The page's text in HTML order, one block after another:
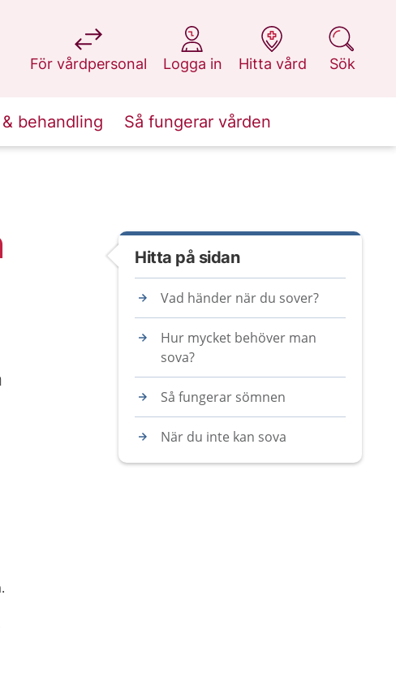
För vårdpersonal
på 1177.se
Logga in
på 1177.se
Hitta vård
på 1177.se
Sök
på 1177.se
behandling Så fungerar vården
Hitta på sidan
Vad händer när du sover?
Hur mycket behöver man
sova?
Så fungerar sömnen
När du inte kan sova